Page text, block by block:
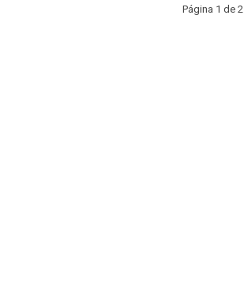
Página 1 de 2